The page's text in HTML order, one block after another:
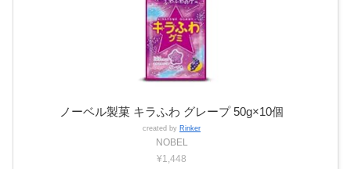
ノーベル製菓 キラふわ グレープ 50g×10個
created by Rinker
NOBEL
¥1,448